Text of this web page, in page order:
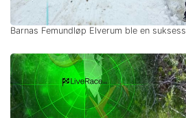
Barnas Femundløp Elverum ble en suksess